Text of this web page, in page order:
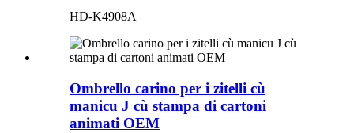
HD-K4908A
Ombrello carino per i zitelli cù
manicu J cù stampa di cartoni
animati OEM